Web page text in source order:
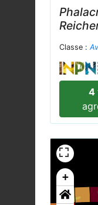
Classe :
4
+